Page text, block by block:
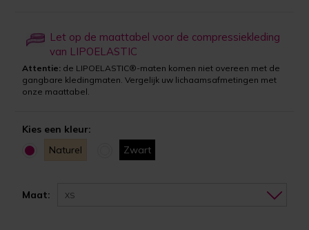
Let op de maattabel voor de compressiekleding
van LIPOELASTIC
Attentie: de LIPOELASTIC®-maten komen niet overeen met de
gangbare kledingmaten. Vergelijk uw lichaamsafmetingen met
onze maattabel.
Kies een kleur:
Naturel
Zwart
Maat: XS